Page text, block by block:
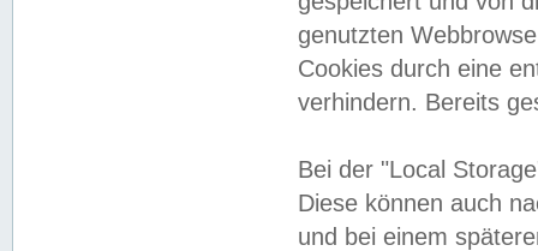
genutzten
Cookies durch eine
verhindern. Bereits
Bei der "Local
Diese können auch
und bei einem